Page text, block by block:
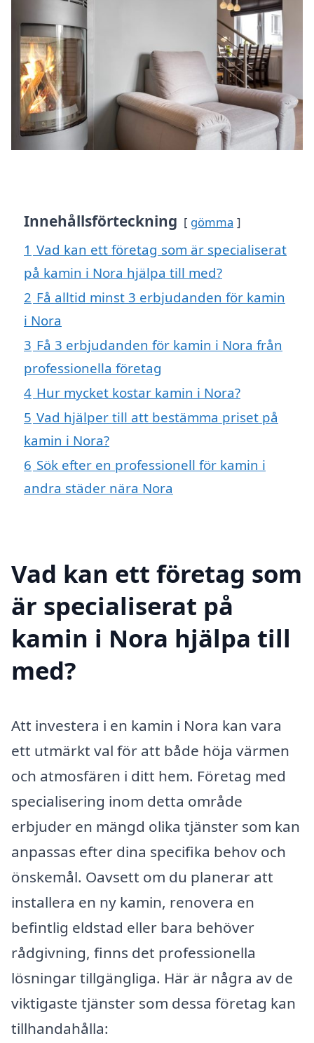
Innehållsförteckning gömma
1 Vad kan ett företag som är specialiserat
på kamin i Nora hjälpa till med?
2 Få alltid minst 3 erbjudanden för kamin
i Nora
3 Få 3 erbjudanden för kamin i Nora från
professionella företag
4 Hur mycket kostar kamin i Nora?
5 Vad hjälper till att bestämma priset på
kamin i Nora?
6 Sök efter en professionell för kamin i
andra städer nära Nora
Vad kan ett företag som
är specialiserat på
kamin i Nora hjälpa till
med?
Att investera i en kamin i Nora kan vara
ett utmärkt val för att både höja värmen
och atmosfären i ditt hem. Företag med
specialisering inom detta område
erbjuder en mängd olika tjänster som kan
anpassas efter dina specifika behov och
önskemål. Oavsett om du planerar att
installera en ny kamin, renovera en
befintlig eldstad eller bara behöver
rådgivning, finns det professionella
lösningar tillgängliga. Här är några av de
viktigaste tjänster som dessa företag kan
tillhandahålla: